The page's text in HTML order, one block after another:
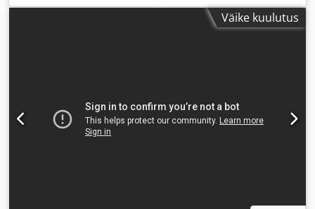
vool:Konditsioneer, kogumass:2 900 kg, sisendpinge:400
Väike kuulutus